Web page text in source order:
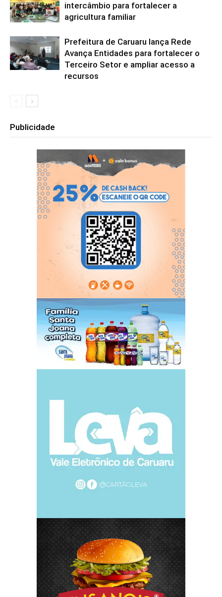
intercâmbio para fortalecer a
agricultura familiar
Prefeitura de Caruaru lança Rede
Avança Entidades para fortalecer o
Terceiro Setor e ampliar acesso a
recursos
Publicidade